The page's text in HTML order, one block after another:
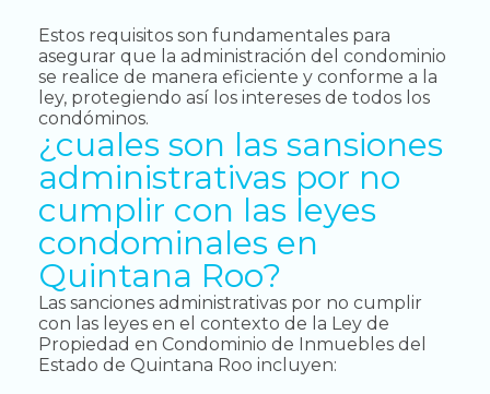
Estos requisitos son fundamentales para
asegurar que la administración del condominio
se realice de manera eficiente y conforme a la
ley, protegiendo así los intereses de todos los
condóminos.
¿cuales son las sansiones
administrativas por no
cumplir con las leyes
condominales en
Quintana Roo?
Las sanciones administrativas por no cumplir
con las leyes en el contexto de la Ley de
Propiedad en Condominio de Inmuebles del
Estado de Quintana Roo incluyen: